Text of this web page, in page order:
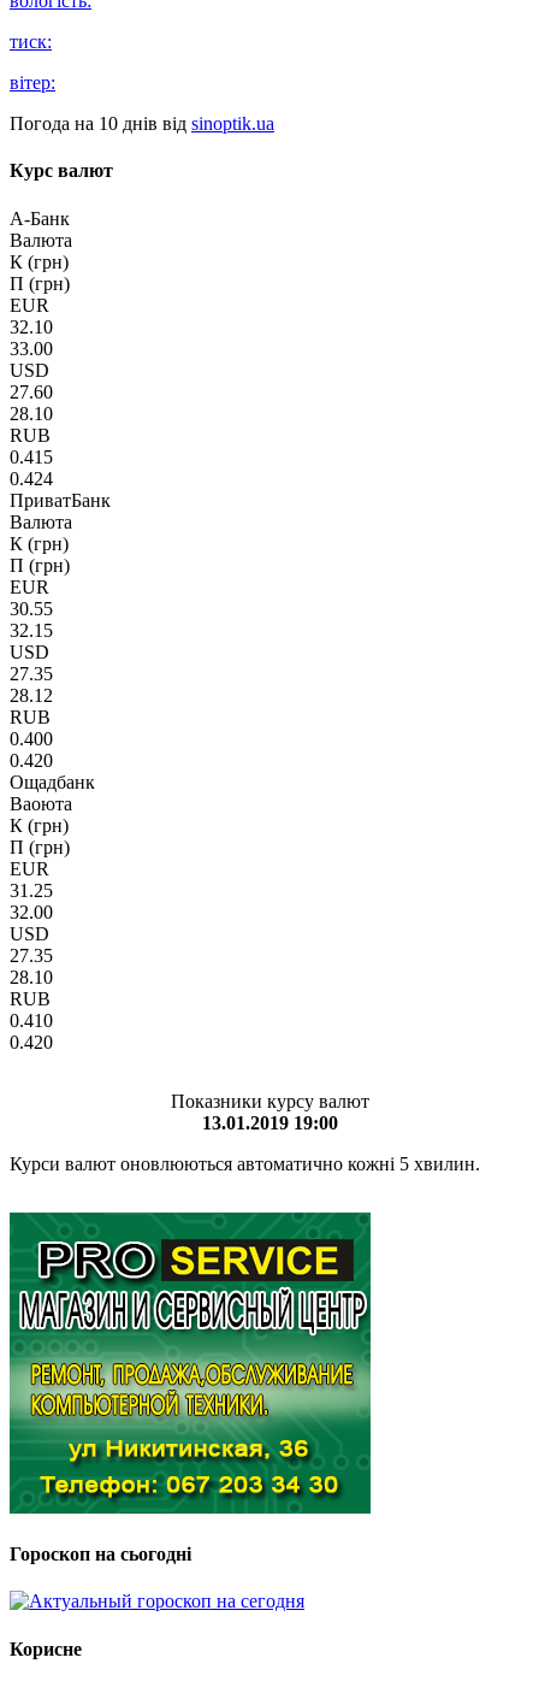
тиск:
вітер:
Погода на 10 днів від sinoptik.ua
Курс валют
А-Банк
Валюта
К (грн)
П (грн)
EUR
32.10
33.00
USD
27.60
28.10
RUB
0.415
0.424
ПриватБанк
Валюта
К (грн)
П (грн)
EUR
30.55
32.15
USD
27.35
28.12
RUB
0.400
0.420
Ощадбанк
Ваоюта
К (грн)
П (грн)
EUR
31.25
32.00
USD
27.35
28.10
RUB
0.410
0.420
Показники курсу валют
13.01.2019 19:00
Курси валют оновлюються автоматично кожні 5 хвилин.
Гороскоп на сьогодні
Корисне